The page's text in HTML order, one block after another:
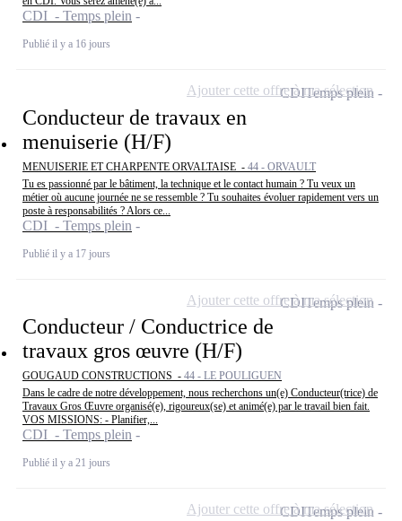
CDI - Temps plein
Publié il y a 16 jours
Conducteur de travaux en
menuiserie (H/F)
MENUISERIE ET CHARPENTE ORVALTAISE - 44 - ORVAULT
Tu es passionné par le bâtiment, la technique et le contact humain ? Tu veux un
métier où aucune journée ne se ressemble ? Tu souhaites évoluer rapidement vers un
poste à responsabilités ? Alors ce...
CDI - Temps plein
Publié il y a 17 jours
CDITemps plein
Ajouter cette offre à ma sélection
Conducteur / Conductrice de
travaux gros œuvre (H/F)
GOUGAUD CONSTRUCTIONS - 44 - LE POULIGUEN
Dans le cadre de notre développement, nous recherchons un(e) Conducteur(trice) de
Travaux Gros Œuvre organisé(e), rigoureux(se) et animé(e) par le travail bien fait.
VOS MISSIONS: - Planifier,...
CDI - Temps plein
Publié il y a 21 jours
CDITemps plein
Ajouter cette offre à ma sélection
CDITemps plein
Ajouter cette offre à ma sélection